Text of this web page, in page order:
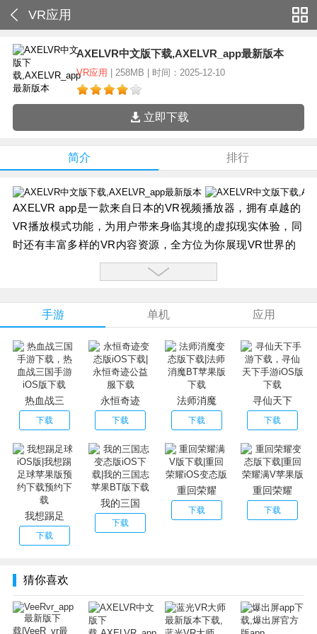
VR应用
AXELVR中文版下载,AXELVR_app最新版本
VR应用 | 258MB | 时间：2025-12-10
立即下载
简介 排行
AXELVR app是一款来自日本的VR视频播放器，拥有卓越的
VR播放模式功能，为用户带来身临其境的虚拟现实体验，同
时还有丰富多样的VR内容资源，全方位为你展现VR世界的
无限魅力，你想要观看的福利内容应有尽有，三百六十度无
可以用智能手机观看vr内容，是面向智能手机的vr内容播放
vr用风镜,您手中的智能手机套使用,您比真实的影像的乐趣。
应用功能：
1.是日本国内的专用软件。
2.推荐环境下的终端也有不能使用的终端。
3.不满13岁的人，请不要使用vr模式。
4.在外观上有个人差异。异样的感觉,如果是立体看不到您请
尽量不要使用。
手游 单机 应用
热血战三
下载
永恒奇迹
下载
法师消魔
下载
寻仙天下
下载
我想踢足
下载
我的三国
下载
重回荣耀
下载
重回荣耀
下载
猜你喜欢